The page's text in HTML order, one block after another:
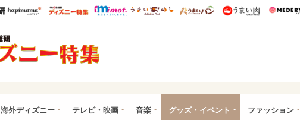
ウレぴあ総研ハピママ* ウレぴあ総研 ディズニー特集
mimot. うまいめし うまいパン うまい肉
海外ディズニー テレビ・映画 音楽 グッズ・イベント ファッション